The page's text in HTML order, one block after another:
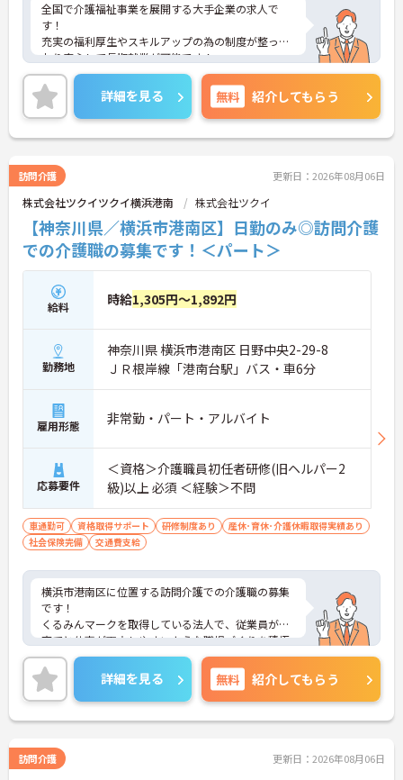
全国で介護福祉事業を展開する大手企業の求人で
す！
充実の福利厚生やスキルアップの為の制度が整って
おり安心して長期就業が可能です！
ご興味ある方には、面接のポイントなど、さらに詳
細をお話致しますのでお気軽にご相談ください。
詳細を見る 無料 紹介してもらう
訪問介護 更新日：2026年08月06日
株式会社ツクイツクイ横浜港南 株式会社ツクイ
【神奈川県／横浜市港南区】日勤のみ◎訪問介護
での介護職の募集です！＜パート＞
給料 時給1,305円～1,892円
勤務地
神奈川県 横浜市港南区 日野中央2-29-8
ＪＲ根岸線「港南台駅」バス・車6分
雇用形態 非常勤・パート・アルバイト
応募要件
＜資格＞介護職員初任者研修(旧ヘルパー2
級)以上 必須 ＜経験＞不問
車通勤可 資格取得サポート 研修制度あり
産休･育休･介護休暇取得実績あり
社会保険完備
交通費支給
横浜市港南区に位置する訪問介護での介護職の募集
です！
くるみんマークを取得している法人で、従業員が子
育てと仕事が両立しやすいような職場づくりを積極
的に行っています。
ご興味ある方には、面接対策ポイントなど、さらに
詳細をお話しいたしますのでお気軽にご相談くださ
い！
詳細を見る 無料 紹介してもらう
訪問介護 更新日：2026年08月06日